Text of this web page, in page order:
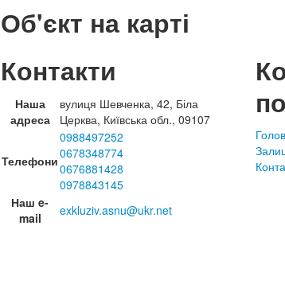
Об'єкт на карті
Контакти
Наша
адреса
вулиця Шевченка, 42, Біла
Церква, Київська обл., 09107
Телефони
0988497252
0678348774
0676881428
0978843145
Наш e-
mail
exkluziv.asnu@ukr.net